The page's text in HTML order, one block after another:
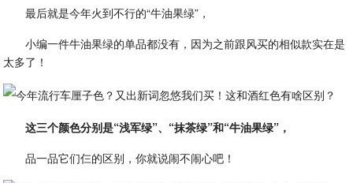
最后就是今年火到不行的“牛油果绿”，
小编一件牛油果绿的单品都没有，因为之前跟风买的相似款实在是
太多了！
这三个颜色分别是“浅军绿”、“抹茶绿”和“牛油果绿”，
品一品它们仨的区别，你就说闹不闹心吧！